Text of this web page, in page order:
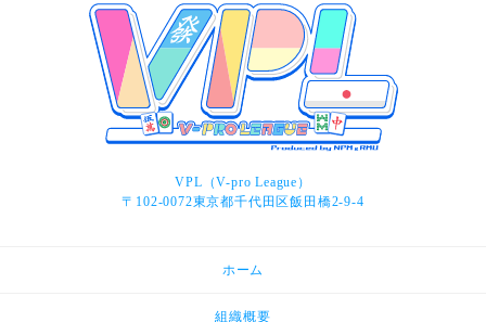
VPL（V-pro League）
〒102-0072東京都千代田区飯田橋2-9-4
ホーム
組織概要